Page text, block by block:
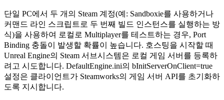
단일 PC에서 두 개의 Steam 계정(예: Sandboxie를 사용하거나
커맨드 라인 스크립트로 두 번째 빌드 인스턴스를 실행하는 방
식)을 사용하여 로컬로 Multiplayer를 테스트하는 경우, Port
Binding 충돌이 발생할 확률이 높습니다. 호스팅을 시작할 때
Unreal Engine의 Steam 서브시스템은 로컬 게임 서버를 등록하
려고 시도합니다. DefaultEngine.ini의 bInitServerOnClient=true
설정은 클라이언트가 Steamworks의 게임 서버 API를 초기화하
도록 지시합니다.